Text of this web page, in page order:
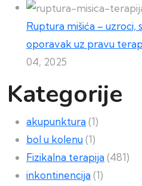
Ruptura mišića – uzroci,
oporavak uz pravu
04, 2025
Kategorije
akupunktura (1)
bol u kolenu (1)
Fizikalna terapija (481)
inkontinencija (1)